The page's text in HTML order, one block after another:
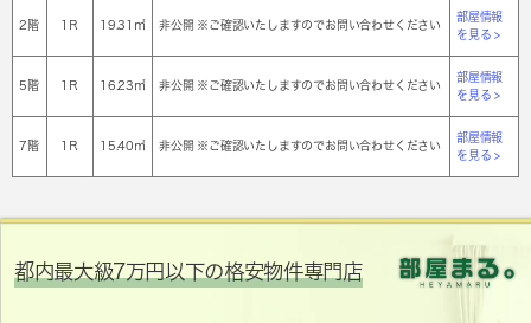
2階 1Ｒ 19.31㎡ 非公開 ※ご確認いたしますのでお問い合わせください
部屋情報
を見る >
5階 1Ｒ 16.23㎡ 非公開 ※ご確認いたしますのでお問い合わせください
部屋情報
を見る >
7階 1Ｒ 15.40㎡ 非公開 ※ご確認いたしますのでお問い合わせください
部屋情報
を見る >
都内最大級7万円以下の格安物件専門店